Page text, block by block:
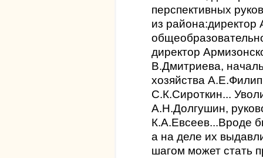
перспективных
из района:директор
директор
В.Дмитриева,
хозяйства
С.К.Сироткин...
А.Н.Долгушин,
К.А.Евсеев...Вроде
а на деле их
шагом может стать